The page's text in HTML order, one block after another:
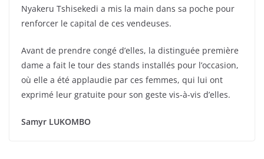
Nyakeru Tshisekedi a mis la main dans sa poche pour
renforcer le capital de ces vendeuses.
Avant de prendre congé d’elles, la distinguée première
dame a fait le tour des stands installés pour l’occasion,
où elle a été applaudie par ces femmes, qui lui ont
exprimé leur gratuite pour son geste vis-à-vis d’elles.
Samyr LUKOMBO